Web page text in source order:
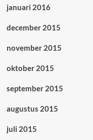
januari 2016
december 2015
november 2015
oktober 2015
september 2015
augustus 2015
juli 2015